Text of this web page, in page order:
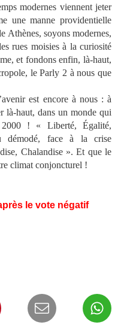
modernes viennent jeter
une manne providentielle
Athènes, soyons modernes,
rues moisies à la curiosité
et fondons enfin, là-haut,
le Parly 2 à nous que
est encore à nous : à
là-haut, dans un monde qui
! « Liberté, Égalité,
démodé, face à la crise
Chalandise ». Et que le
climat conjoncturel !
le vote négatif